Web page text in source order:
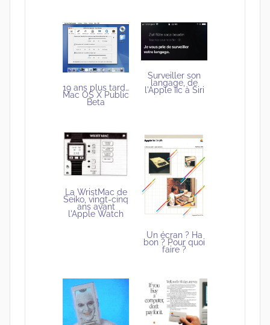
19 ans plus tard…
Mac OS X Public
Beta
Surveiller son
langage, de
l'Apple IIc à Siri
La WristMac de
Seiko, vingt-cinq
ans avant
l'Apple Watch
Un écran ? Ha
bon ? Pour quoi
faire ?